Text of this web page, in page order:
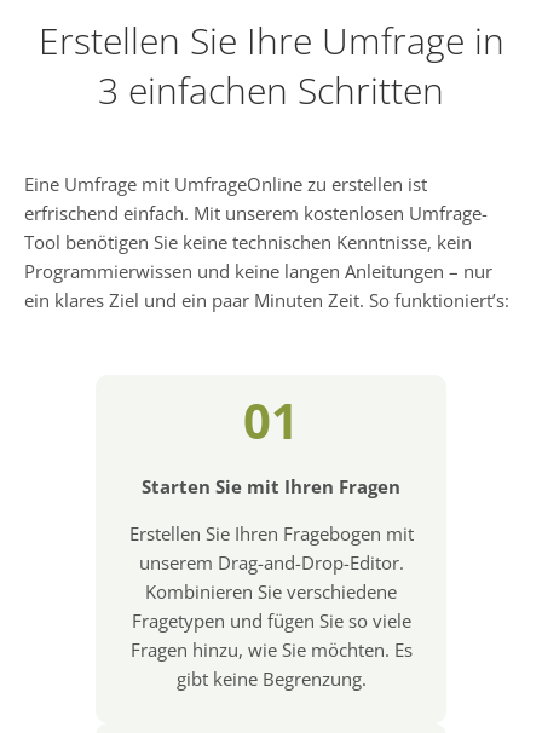
Erstellen Sie Ihre Umfrage in
3 einfachen Schritten
Eine Umfrage mit UmfrageOnline zu erstellen ist
erfrischend einfach. Mit unserem kostenlosen Umfrage-
Tool benötigen Sie keine technischen Kenntnisse, kein
Programmierwissen und keine langen Anleitungen – nur
ein klares Ziel und ein paar Minuten Zeit. So funktioniert’s:
01
Starten Sie mit Ihren Fragen
Erstellen Sie Ihren Fragebogen mit
unserem Drag-and-Drop-Editor.
Kombinieren Sie verschiedene
Fragetypen und fügen Sie so viele
Fragen hinzu, wie Sie möchten. Es
gibt keine Begrenzung.